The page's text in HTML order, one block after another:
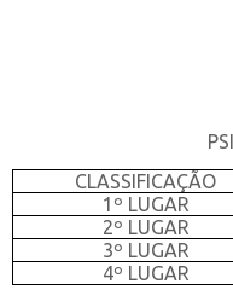
CLASSIFICAÇÃO
1º LUGAR
2º LUGAR
3º LUGAR
4º LUGAR